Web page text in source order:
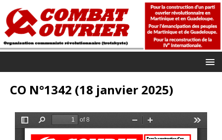
CO N°1342 (18 janvier 2025)